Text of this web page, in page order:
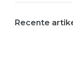
Recente